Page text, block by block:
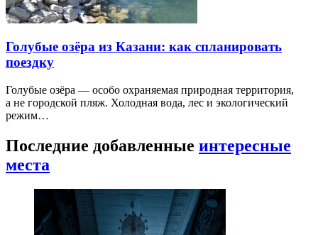
Голубые озёра из Казани: как спланировать
поездку
Голубые озёра — особо охраняемая природная территория,
а не городской пляж. Холодная вода, лес и экологический
режим…
Последние добавленные интересные
места